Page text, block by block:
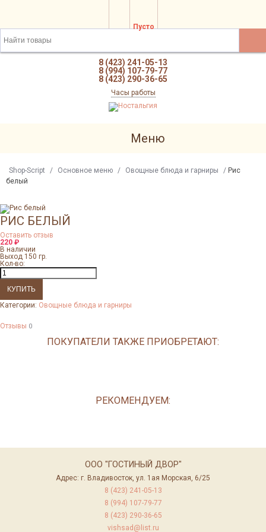
Пусто
8 (423) 241-05-13
8 (994) 107-79-77
8 (423) 290-36-65
Часы работы
Меню
Shop-Script / Основное меню / Овощные блюда и гарниры / Рис
белый
РИС БЕЛЫЙ
Оставить отзыв
220 ₽
В наличии
Выход 150 гр.
Кол-во:
Категории: Овощные блюда и гарниры
Отзывы 0
ПОКУПАТЕЛИ ТАКЖЕ ПРИОБРЕТАЮТ:
РЕКОМЕНДУЕМ:
ООО "ГОСТИНЫЙ ДВОР"
Адрес: г. Владивосток, ул. 1ая Морская, 6/25
8 (423) 241-05-13
8 (994) 107-79-77
8 (423) 290-36-65
vishsad@list.ru